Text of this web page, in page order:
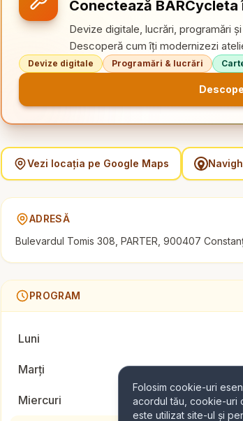
Folosim cookie-uri
acordul tău, cookie-uri
este utilizat site-ul și
Conectează BARCycleta
Devize digitale, lucrări, programări
Descoperă cum îți modernizezi
Devize digitale Programări & lucrări
Vezi locația pe Google Maps
ADRESĂ
Bulevardul Tomis 308, PARTER, 900407
PROGRAM
Luni
Marți
Miercuri